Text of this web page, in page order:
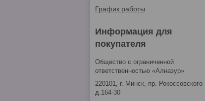
График работы
Информация для
покупателя
Общество с ограниченной
ответственностью «Алназур»
220101, г. Минск, пр. Рокоссовского
д.164-30